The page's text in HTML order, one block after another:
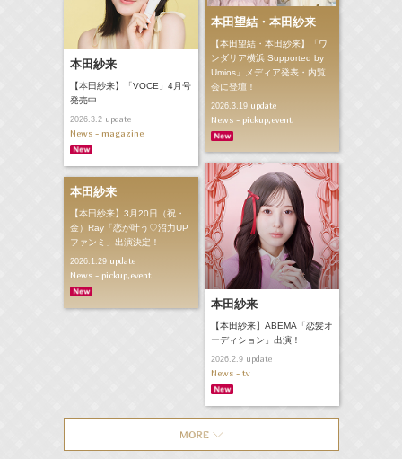
本田望結・本田紗来
【本田望結・本田紗来】「ワ
ンダリア横浜 Supported by
Umios」メディア発表・内覧
会に登壇！
2026.3.19update
News - pickup,event
本田紗来
【本田紗来】「VOCE」4月号
発売中
2026.3.2update
News - magazine
本田紗来
【本田紗来】ABEMA「恋髪オ
ーディション」出演！
2026.2.9update
News - tv
本田紗来
【本田紗来】3月20日（祝・
金）Ray「恋が叶う♡沼力UP
ファンミ」出演決定！
2026.1.29update
News - pickup,event